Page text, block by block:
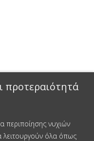
προτεραιότητά
περιποίησης νυχιών
λειτουργούν όλα όπως